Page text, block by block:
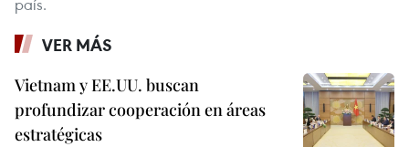
VER MÁS
Vietnam y EE.UU. buscan
profundizar cooperación en áreas
estratégicas